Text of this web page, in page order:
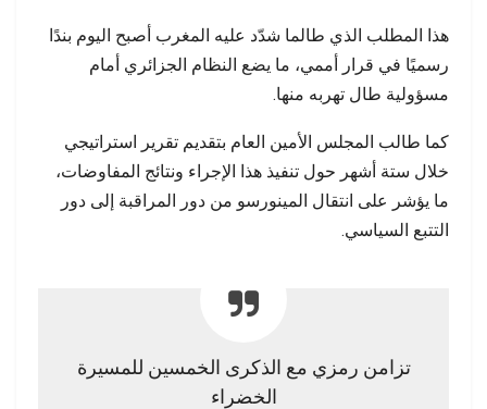
هذا المطلب الذي طالما شدّد عليه المغرب أصبح اليوم بندًا
رسميًا في قرار أممي، ما يضع النظام الجزائري أمام
مسؤولية طال تهربه منها.
كما طالب المجلس الأمين العام بتقديم تقرير استراتيجي
خلال ستة أشهر حول تنفيذ هذا الإجراء ونتائج المفاوضات،
ما يؤشر على انتقال المينورسو من دور المراقبة إلى دور
التتبع السياسي.
تزامن رمزي مع الذكرى الخمسين للمسيرة
الخضراء